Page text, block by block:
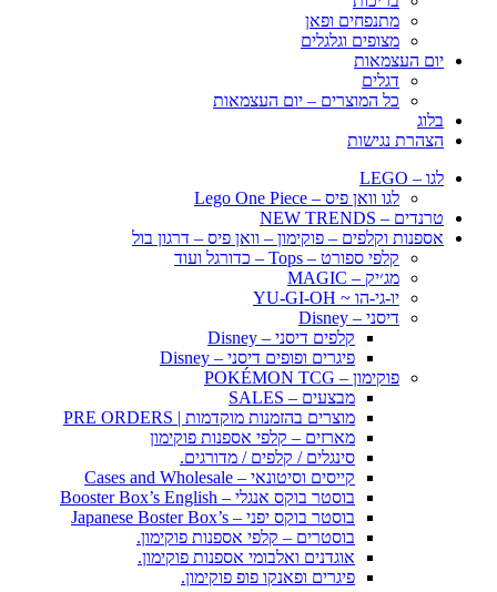
מתנפחים ופאן
מצופים וגלגלים
יום העצמאות
דגלים
כל המוצרים – יום העצמאות
בלוג
הצהרת נגישות
לגו – LEGO
לגו וואן פיס – Lego One Piece
טרנדים – NEW TRENDS
אספנות וקלפים – פוקימון – וואן פיס – דרגון בול
קלפי ספורט – Tops – כדורגל ועוד
מג׳יק – MAGIC
יו-גי-הו ~ YU-GI-OH
דיסני – Disney
קלפים דיסני – Disney
פיגרים ופופים דיסני – Disney
פוקימון – POKÉMON TCG
מבצעים – SALES
מוצרים בהזמנות מוקדמות | PRE ORDERS
מארזים – קלפי אספנות פוקימון
סינגלים / קלפים / מדורגים.
קייסים וסיטונאי – Cases and Wholesale
בוסטר בוקס אנגלי – Booster Box’s English
בוסטר בוקס יפני – Japanese Boster Box’s
בוסטרים – קלפי אספנות פוקימון.
אוגדנים ואלבומי אספנות פוקימון.
פיגרים ופאנקו פופ פוקימון.